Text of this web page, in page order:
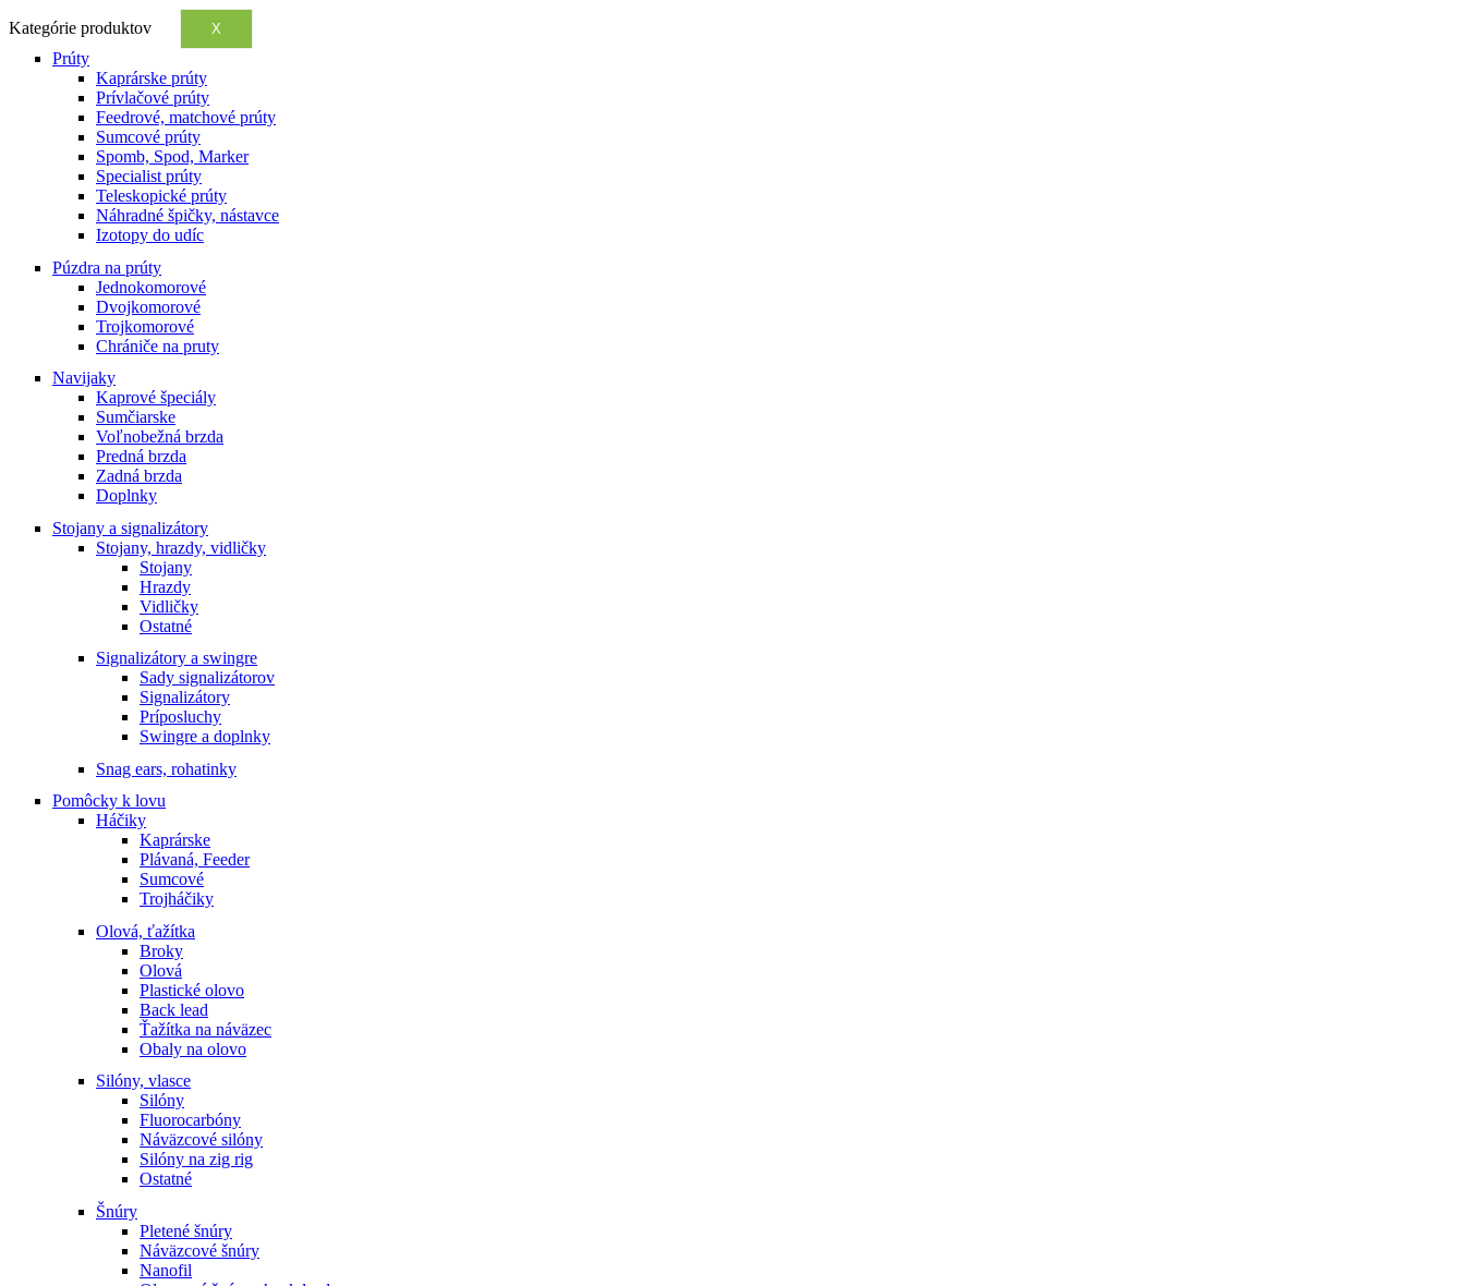
Kategórie produktov X
Prúty
Kaprárske prúty
Prívlačové prúty
Feedrové, matchové prúty
Sumcové prúty
Spomb, Spod, Marker
Specialist prúty
Teleskopické prúty
Náhradné špičky, nástavce
Izotopy do udíc
Púzdra na prúty
Jednokomorové
Dvojkomorové
Trojkomorové
Chrániče na pruty
Navijaky
Kaprové špeciály
Sumčiarske
Voľnobežná brzda
Predná brzda
Zadná brzda
Doplnky
Stojany a signalizátory
Stojany, hrazdy, vidličky
Stojany
Hrazdy
Vidličky
Ostatné
Signalizátory a swingre
Sady signalizátorov
Signalizátory
Príposluchy
Swingre a doplnky
Snag ears, rohatinky
Pomôcky k lovu
Háčiky
Kaprárske
Plávaná, Feeder
Sumcové
Trojháčiky
Olová, ťažítka
Broky
Olová
Plastické olovo
Back lead
Ťažítka na náväzec
Obaly na olovo
Silóny, vlasce
Silóny
Fluorocarbóny
Náväzcové silóny
Silóny na zig rig
Ostatné
Šnúry
Pletené šnúry
Náväzcové šnúry
Nanofil